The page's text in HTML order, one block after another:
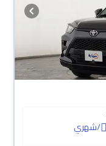
/شهري